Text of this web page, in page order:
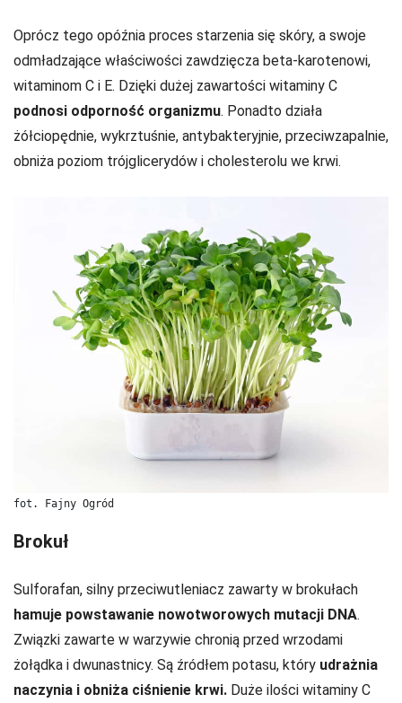
Oprócz tego opóźnia proces starzenia się skóry, a swoje
odmładzające właściwości zawdzięcza beta-karotenowi,
witaminom C i E. Dzięki dużej zawartości witaminy C
podnosi odporność organizmu. Ponadto działa
żółciopędnie, wykrztuśnie, antybakteryjnie, przeciwzapalnie,
obniża poziom trójglicerydów i cholesterolu we krwi.
fot. Fajny Ogród
Brokuł
Sulforafan, silny przeciwutleniacz zawarty w brokułach
hamuje powstawanie nowotworowych mutacji DNA.
Związki zawarte w warzywie chronią przed wrzodami
żołądka i dwunastnicy. Są źródłem potasu, który udrażnia
naczynia i obniża ciśnienie krwi. Duże ilości witaminy C